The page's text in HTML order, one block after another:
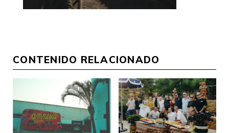
CONTENIDO RELACIONADO